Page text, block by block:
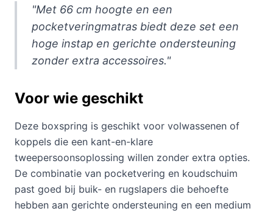
"Met 66 cm hoogte en een
pocketveringmatras biedt deze set een
hoge instap en gerichte ondersteuning
zonder extra accessoires."
Voor wie geschikt
Deze boxspring is geschikt voor volwassenen of
koppels die een kant-en-klare
tweepersoonsoplossing willen zonder extra opties.
De combinatie van pocketvering en koudschuim
past goed bij buik- en rugslapers die behoefte
hebben aan gerichte ondersteuning en een medium